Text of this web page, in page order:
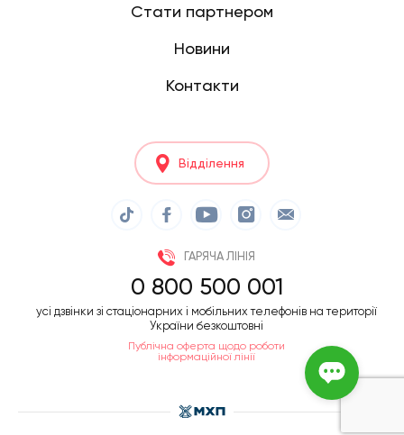
Стати партнером
Новини
Контакти
Відділення
ГАРЯЧА ЛІНІЯ
0 800 500 001
усі дзвінки зі стаціонарних і мобільних телефонів на території
України безкоштовні
Публічна оферта щодо роботи
інформаційної лінії